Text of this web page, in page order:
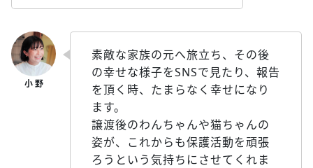
素敵な家族の元へ旅立ち、その後
の幸せな様子をSNSで見たり、報告
を頂く時、たまらなく幸せになり
ます。
譲渡後のわんちゃんや猫ちゃんの
姿が、これからも保護活動を頑張
ろうという気持ちにさせてくれま